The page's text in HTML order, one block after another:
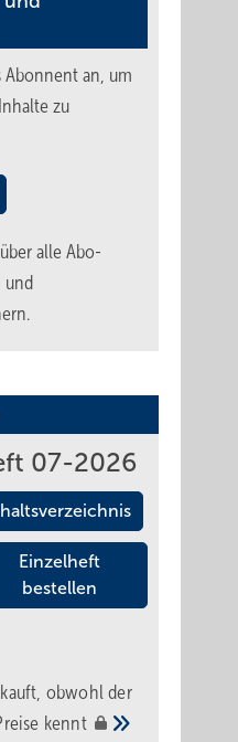
Abonnent an, um
zu
alle Abo-
07-2026
Einzelheft
bestellen
obwohl der
kennt